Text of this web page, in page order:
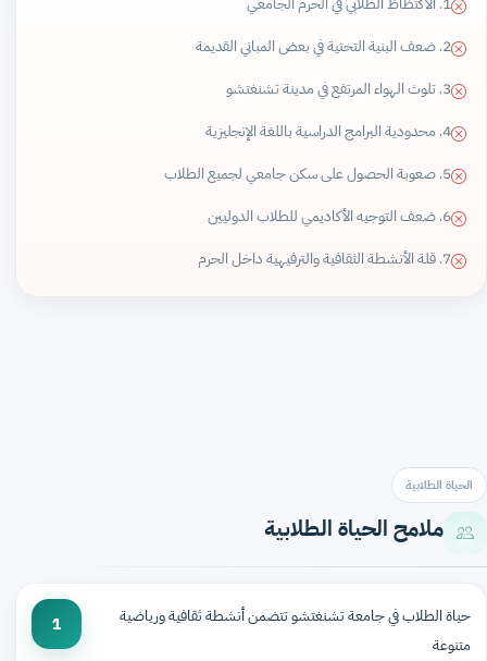
2. ضعف البنية التحتية في بعض المباني القديمة
3. تلوث الهواء المرتفع في مدينة تشنغتشو
4. محدودية البرامج الدراسية باللغة الإنجليزية
5. صعوبة الحصول على سكن جامعي لجميع الطلاب
6. ضعف التوجيه الأكاديمي للطلاب الدوليين
7. قلة الأنشطة الثقافية والترفيهية داخل الحرم
الحياة الطلابية
ملامح الحياة الطلابية
حياة الطلاب في جامعة تشنغتشو تتضمن أنشطة ثقافية ورياضية
متنوعة
1